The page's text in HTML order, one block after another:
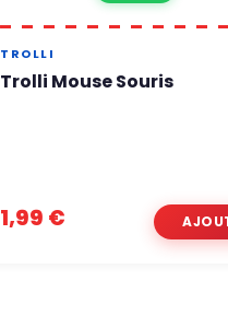
TROLLI
Trolli Mouse Souris
1,99 €